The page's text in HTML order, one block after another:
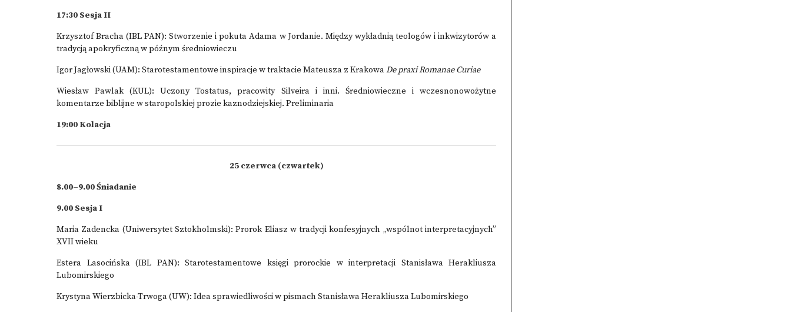
17:30 Sesja II
Krzysztof Bracha (IBL PAN): Stworzenie i pokuta Adama w Jordanie. Między wykładnią teologów i inkwizytorów a
tradycją apokryficzną w późnym średniowieczu
Igor Jagłowski (UAM): Starotestamentowe inspiracje w traktacie Mateusza z KrakowaDe praxi Romanae Curiae
Wiesław Pawlak (KUL): Uczony Tostatus, pracowity Silveira i inni. Średniowieczne i wczesnonowożytne
komentarze biblijne w staropolskiej prozie kaznodziejskiej. Preliminaria
19:00 Kolacja
25 czerwca (czwartek)
8.00–9.00 Śniadanie
9.00 Sesja I
Maria Zadencka (Uniwersytet Sztokholmski): Prorok Eliasz w tradycji konfesyjnych „wspólnot interpretacyjnych”
XVII wieku
Estera Lasocińska (IBL PAN): Starotestamentowe księgi prorockie w interpretacji Stanisława Herakliusza
Lubomirskiego
Krystyna Wierzbicka-Trwoga (UW): Idea sprawiedliwości w pismach Stanisława Herakliusza Lubomirskiego